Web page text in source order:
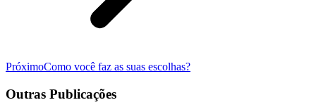
PróximoPróximo
Como você faz as suas escolhas?
Outras Publicações